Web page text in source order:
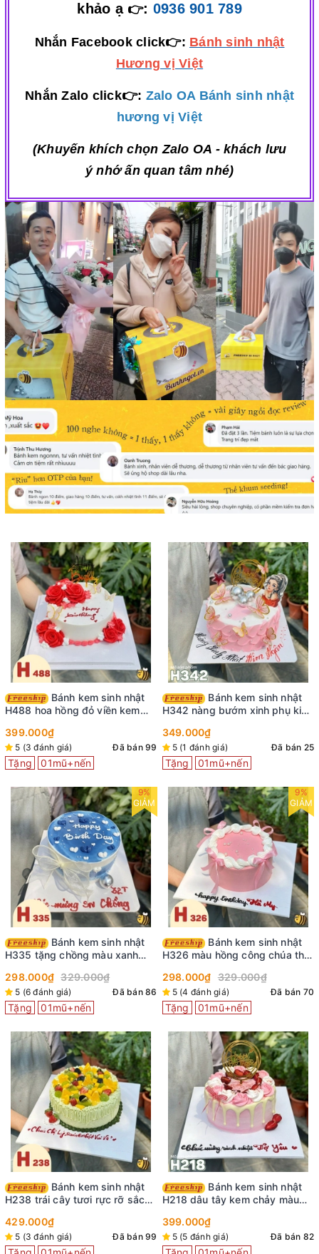
khảo ạ 👉: 0936 901 789
Nhắn Facebook click👉: Bánh sinh nhật
Hương vị Việt
Nhắn Zalo click👉: Zalo OA Bánh sinh nhật
hương vị Việt
(Khuyến khích chọn Zalo OA - khách lưu
ý nhớ ấn quan tâm nhé)
Bánh kem sinh nhật
H488 hoa hồng đỏ viền kem
399.000₫
5 (3 đánh giá) Đã bán 99
Tặng 01mũ+nến
H342 nàng bướm xinh phụ kiện
349.000₫
5 (1 đánh giá) Đã bán 25
Tặng 01mũ+nến
9%
GIẢM
Bánh kem sinh nhật
H335 tặng chồng màu xanh
298.000₫ 329.000₫
5 (6 đánh giá) Đã bán 86
Tặng 01mũ+nến
9%
GIẢM
H326 màu hồng công chúa thắt
298.000₫ 329.000₫
5 (4 đánh giá) Đã bán 70
Tặng 01mũ+nến
Bánh kem sinh nhật
H238 trái cây tươi rực rỡ sắc
429.000₫
5 (3 đánh giá) Đã bán 99
H218 dâu tây kem chảy màu
399.000₫
5 (5 đánh giá) Đã bán 82